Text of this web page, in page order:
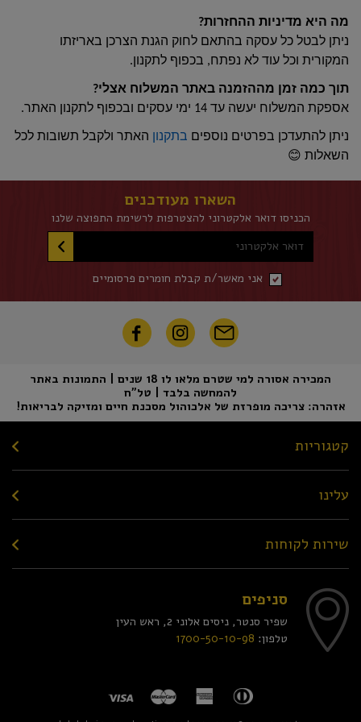
מה היא מדיניות ההחזרות?
ניתן לבטל כל עסקה בהתאם לחוק הגנת הצרכן באריזתו
המקורית וכל עוד לא נפתח, בכפוף לתקנון.
תוך כמה זמן מההזמנה באתר המשלוח אצלי?
אספקת המשלוח יעשה עד 14 ימי עסקים ובכפוף לתקנון האתר.
ניתן להתעדכן בפרטים נוספים בתקנון
האתר ולקבל תשובות לכל
השאלות 😊
השארו מעודכנים
הכניסו דואר אלקטרוני להצטרפות לרשימת התפוצה שלנו
דואר אלקטרוני
אני מאשר/ת קבלת חומרים פרסומיים
המכירה אסורה למי שטרם מלאו לו 18 שנים | התמונות באתר
להמחשה בלבד | טל"ח
אזהרה: צריכה מופרזת של אלכוהול מסכנת חיים ומזיקה לבריאות!
קטגוריות
עלינו
שירות לקוחות
סניפים
שפיר סנטר, ניסים אלוני 2, ראש העין
טלפון: 1700-50-10-98